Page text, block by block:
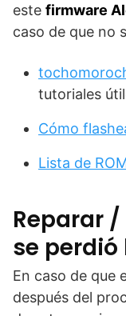
este firmware
caso de que no
tutoriales
Cómo
Lista de
Reparar /
se
En caso de que
después del